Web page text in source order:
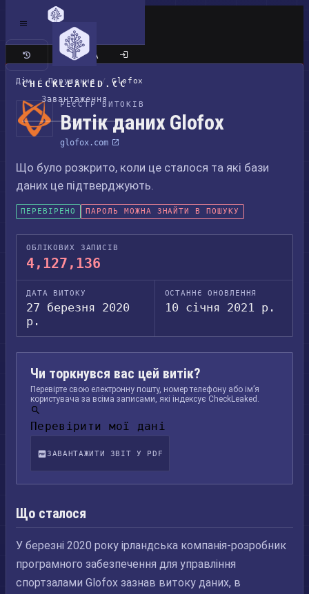
CHECKLEAKED.CC
Завантаження
Класичний сайт
Дім / Порушення / Glofox
РЕЄСТР ВИТОКІВ
Витік даних Glofox
glofox.com
Що було розкрито, коли це сталося та які бази
даних це підтверджують.
ПЕРЕВІРЕНО ПАРОЛЬ МОЖНА ЗНАЙТИ В ПОШУКУ
ОБЛІКОВИХ ЗАПИСІВ
4,127,136
ДАТА ВИТОКУ
27 березня 2020
р.
ОСТАННЄ ОНОВЛЕННЯ
10 січня 2021 р.
Чи торкнувся вас цей витік?
Перевірте свою електронну пошту, номер телефону або ім’я
користувача за всіма записами, які індексує CheckLeaked.
Перевірити мої дані
ЗАВАНТАЖИТИ ЗВІТ У PDF
Що сталося
У березні 2020 року ірландська компанія-розробник
програмного забезпечення для управління
спортзалами Glofox зазнав витоку даних, в